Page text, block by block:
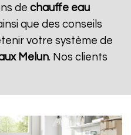
de chauffe eau
que des conseils
votre système de
Melun. Nos clients